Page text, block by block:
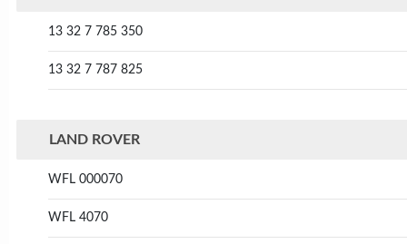
13 32 7 785 350
13 32 7 787 825
LAND ROVER
WFL 000070
WFL 4070